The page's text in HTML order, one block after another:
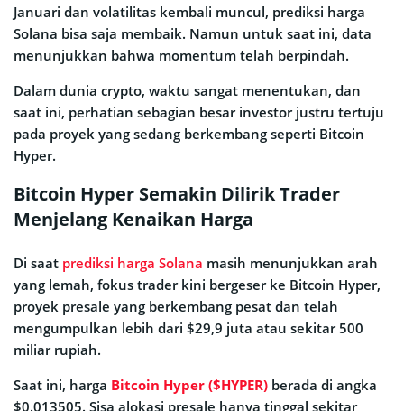
Januari dan volatilitas kembali muncul, prediksi harga
Solana bisa saja membaik. Namun untuk saat ini, data
menunjukkan bahwa momentum telah berpindah.
Dalam dunia crypto, waktu sangat menentukan, dan
saat ini, perhatian sebagian besar investor justru tertuju
pada proyek yang sedang berkembang seperti Bitcoin
Hyper.
Bitcoin Hyper Semakin Dilirik Trader
Menjelang Kenaikan Harga
Di saat prediksi harga Solana masih menunjukkan arah
yang lemah, fokus trader kini bergeser ke Bitcoin Hyper,
proyek presale yang berkembang pesat dan telah
mengumpulkan lebih dari $29,9 juta atau sekitar 500
miliar rupiah.
Saat ini, harga Bitcoin Hyper ($HYPER) berada di angka
$0.013505. Sisa alokasi presale hanya tinggal sekitar